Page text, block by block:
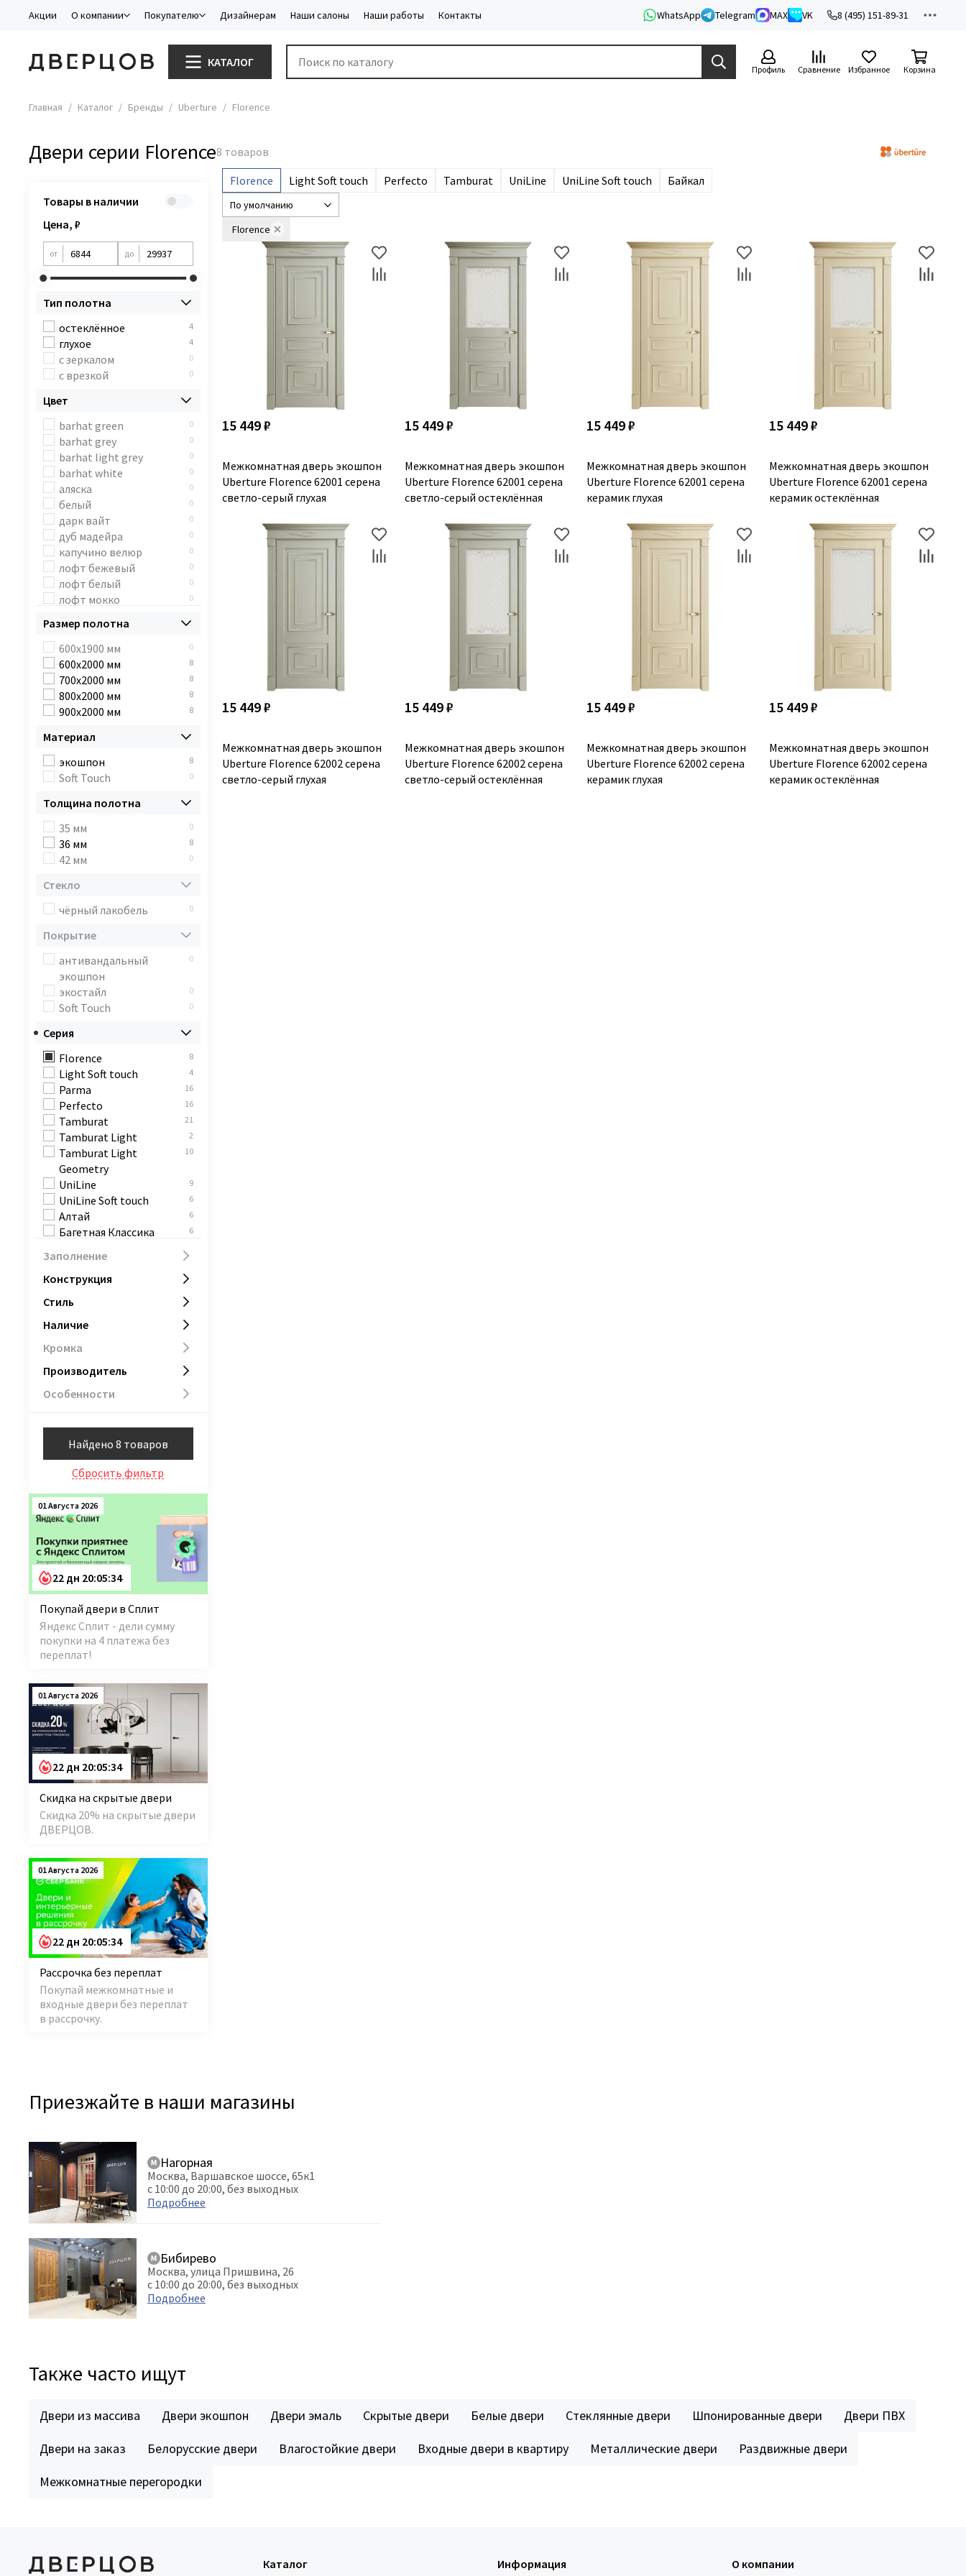
Акции О компании Покупателю Дизайнерам Наши салоны Наши работы Контакты WhatsApp Telegram MAX VK 8 (495) 151-89-31
КАТАЛОГ
Профиль Сравнение Избранное Корзина
Главная Каталог Бренды Uberture Florence
Двери серии Florence
Florence Light Soft touch Perfecto Tamburat UniLine UniLine Soft touch Байкал
Florence
15 449 ₽
Межкомнатная дверь экошпон
Uberture Florence 62001 серена
светло-серый глухая
15 449 ₽
Межкомнатная дверь экошпон
Uberture Florence 62001 серена
светло-серый остеклённая
15 449 ₽
Межкомнатная дверь экошпон
Uberture Florence 62001 серена
керамик глухая
15 449 ₽
Межкомнатная дверь экошпон
Uberture Florence 62001 серена
керамик остеклённая
15 449 ₽
Межкомнатная дверь экошпон
Uberture Florence 62002 серена
светло-серый глухая
15 449 ₽
Межкомнатная дверь экошпон
Uberture Florence 62002 серена
светло-серый остеклённая
15 449 ₽
Межкомнатная дверь экошпон
Uberture Florence 62002 серена
керамик глухая
15 449 ₽
Межкомнатная дверь экошпон
Uberture Florence 62002 серена
керамик остеклённая
Товары в наличии
Цена, ₽
от до
Тип полотна
остеклённое
4
глухое 4
с зеркалом 0
с врезкой 0
Цвет
barhat green
0
barhat grey 0
barhat light grey 0
barhat white 0
аляска 0
белый 0
дарк вайт 0
дуб мадейра 0
капучино велюр 0
лофт бежевый 0
лофт белый 0
лофт мокко 0
лофт тёмный
магнолия 0
манхеттен 0
орех натуральный 0
орех светлый 0
орех шоколадный 0
серена светло-серый 4
серый велюр 0
снежная королева 0
софт тортора 0
шоко велюр
Размер полотна
600x1900 мм
0
600x2000 мм 8
700x2000 мм 8
800x2000 мм 8
900x2000 мм 8
Материал
экошпон
8
Soft Touch 0
Толщина полотна
35 мм
0
36 мм 8
42 мм 0
Стекло
чёрный лакобель
0
Покрытие
антивандальный
экошпон
0
экостайл 0
Soft Touch 0
Серия
Florence
8
Light Soft touch 4
Parma 16
Perfecto 16
Tamburat 21
Tamburat Light 2
Tamburat Light
Geometry
10
UniLine 9
UniLine Soft touch 6
Алтай 6
Багетная Классика 6
Катунь
Классика 4
Сибирь 1
Сицилия
Заполнение
Конструкция
Стиль
Наличие
Кромка
Производитель
Особенности
Найдено 8 товаров
Сбросить фильтр
01 Августа 2026
22 дн 20:05:34
Покупай двери в Сплит
Яндекс Сплит - дели сумму
покупки на 4 платежа без
переплат!
01 Августа 2026
22 дн 20:05:34
Скидка на скрытые двери
Скидка 20% на скрытые двери
ДВЕРЦОВ.
01 Августа 2026
22 дн 20:05:34
Рассрочка без переплат
Покупай межкомнатные и
входные двери без переплат
в рассрочку.
Приезжайте в наши магазины
Нагорная
Москва, Варшавское шоссе, 65к1
с 10:00 до 20:00, без выходных
Подробнее
Бибирево
Москва, улица Пришвина, 26
с 10:00 до 20:00, без выходных
Подробнее
Также часто ищут
Двери из массива Двери экошпон Двери эмаль Скрытые двери Белые двери Стеклянные двери Шпонированные двери
Двери ПВХ
Двери на заказ
Белорусские двери Влагостойкие двери Входные двери в квартиру Металлические двери
Раздвижные двери
Межкомнатные перегородки
Каталог Информация О компании